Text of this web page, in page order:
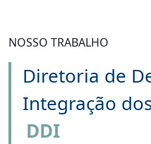
NOSSO TRABALHO
Diretoria de
Integração
DDI